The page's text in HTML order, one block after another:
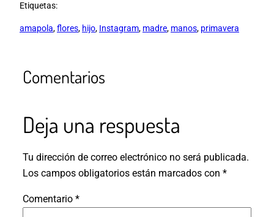
Etiquetas:
amapola, flores, hijo, Instagram, madre, manos, primavera
Comentarios
Deja una respuesta
Tu dirección de correo electrónico no será publicada.
Los campos obligatorios están marcados con *
Comentario *